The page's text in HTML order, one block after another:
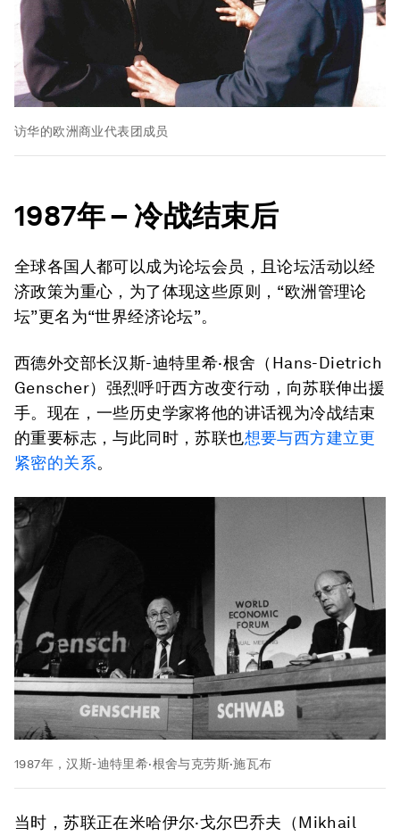
访华的欧洲商业代表团成员
1987年– 冷战结束后
全球各国人都可以成为论坛会员，且论坛活动以经
济政策为重心，为了体现这些原则，“欧洲管理论
坛”更名为“世界经济论坛”。
西德外交部长汉斯-迪特里希·根舍（Hans-Dietrich
Genscher）强烈呼吁西方改变行动，向苏联伸出援
手。现在，一些历史学家将他的讲话视为冷战结束
的重要标志，与此同时，苏联也想要与西方建立更
紧密的关系。
1987年，汉斯-迪特里希·根舍与克劳斯·施瓦布
当时，苏联正在米哈伊尔·戈尔巴乔夫（Mikhail